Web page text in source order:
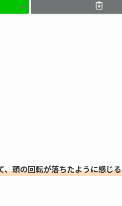
、頭の回転が落ちたように感じる